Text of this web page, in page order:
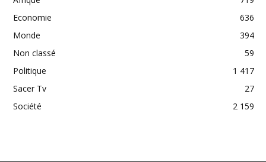
Economie
636
Monde
394
Non classé
59
Politique
1 417
Sacer Tv
27
Société
2 159